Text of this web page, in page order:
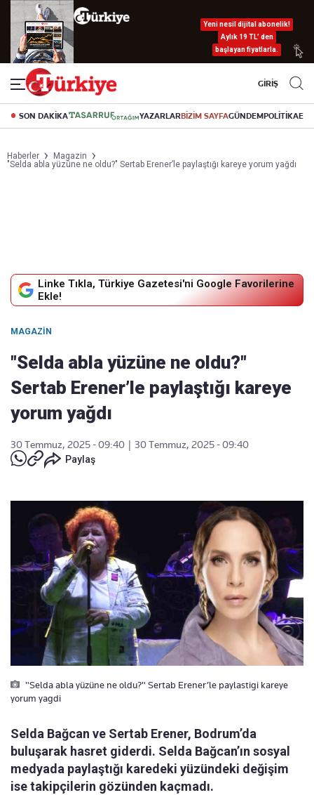
Yeni nesil dijital abonelik!
Aylık 19 TL’ den
başlayan fiyatlarla.
GİRİŞ
SON DAKİKA YAZARLARBİZİM SAYFAGÜNDEMPOLİTİKA
Haberler
Magazin
"Selda abla yüzüne ne oldu?" Sertab Erener’le paylaştığı kareye yorum yağdı
Linke Tıkla, Türkiye Gazetesi'ni Google Favorilerine
Ekle!
MAGAZIN
"Selda abla yüzüne ne oldu?"
Sertab Erener’le paylaştığı kareye
yorum yağdı
30 Temmuz, 2025 - 09:40
30 Temmuz, 2025 - 09:40
Paylaş
"Selda abla yüzüne ne oldu?" Sertab Erener’le paylastigi kareye
yorum yagdi
Selda Bağcan ve Sertab Erener, Bodrum’da
buluşarak hasret giderdi. Selda Bağcan’ın sosyal
medyada paylaştığı karedeki yüzündeki değişim
ise takipçilerin gözünden kaçmadı.